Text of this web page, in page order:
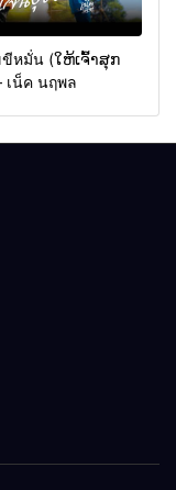
ขีหมั่น (ໃຫ້ເຈົ້າສຸກ
เน็ค นฤพล